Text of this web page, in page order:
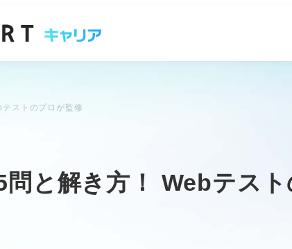
ストのプロが監修
と解き方！ Webテス